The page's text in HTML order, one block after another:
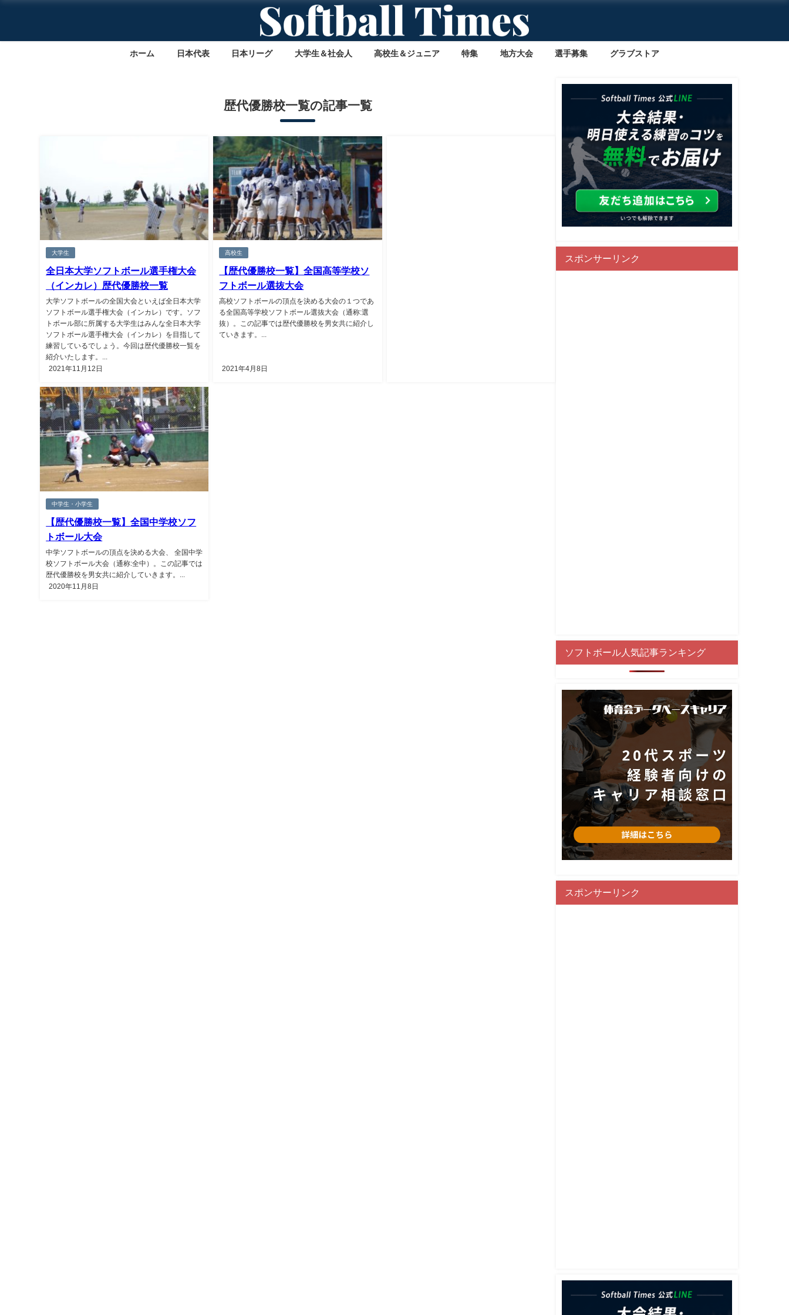
ホーム 日本代表 日本リーグ 大学生＆社会人 高校生＆ジュニア 特集 地方大会 選手募集 グラブストア
歴代優勝校一覧の記事一覧
大学生
全日本大学ソフトボール選手権大会
（インカレ）歴代優勝校一覧
大学ソフトボールの全国大会といえば全日本大学
ソフトボール選手権大会（インカレ）です。ソフ
トボール部に所属する大学生はみんな全日本大学
ソフトボール選手権大会（インカレ）を目指して
練習しているでしょう。今回は歴代優勝校一覧を
紹介いたします。...
2021年11月12日
高校生
【歴代優勝校一覧】全国高等学校ソ
フトボール選抜大会
高校ソフトボールの頂点を決める大会の１つであ
る全国高等学校ソフトボール選抜大会（通称:選
抜）。この記事では歴代優勝校を男女共に紹介し
ていきます。...
2021年4月8日
中学生・小学生
【歴代優勝校一覧】全国中学校ソフ
トボール大会
中学ソフトボールの頂点を決める大会、 全国中学
校ソフトボール大会（通称:全中）。この記事では
歴代優勝校を男女共に紹介していきます。...
2020年11月8日
スポンサーリンク
ソフトボール人気記事ランキング
スポンサーリンク